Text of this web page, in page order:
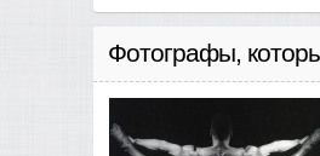
Фотографы,